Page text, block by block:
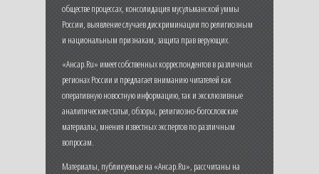
обществе процессах, консолидация мусульманской уммы
России, выявление случаев дискриминации по религиозным
и национальным признакам, защита прав верующих.
«Ансар.Ru» имеет собственных корреспондентов в различных
регионах России и предлагает вниманию читателей как
оперативную новостную информацию, так и эксклюзивные
аналитические статьи, обзоры, религиозно-богословские
материалы, мнения известных экспертов по различным
вопросам.
Материалы, публикуемые на «Ансар.Ru», рассчитаны на